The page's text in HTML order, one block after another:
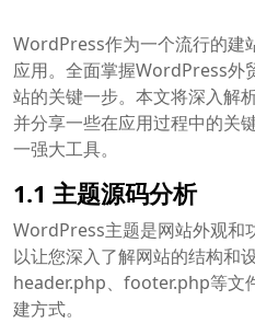
WordPress作为一个流行的建
应用。全面掌握WordPress外
站的关键一步。本文将深入解
并分享一些在应用过程中的关
一强大工具。
1.1 主题源码分析
WordPress主题是网站外观和
以让您深入了解网站的结构和
header.php、footer.php等文
建方式。